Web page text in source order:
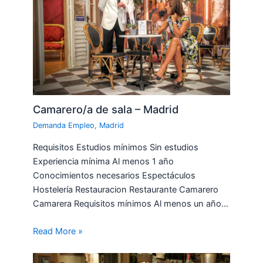
Camarero/a de sala – Madrid
Demanda Empleo, Madrid
Requisitos Estudios mínimos Sin estudios
Experiencia mínima Al menos 1 año
Conocimientos necesarios Espectáculos
Hostelería Restauracion Restaurante Camarero
Camarera Requisitos mínimos Al menos un año…
Read More »